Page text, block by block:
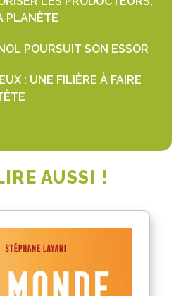
PLANÈTE
POURSUIT SON ESSOR
: UNE FILIÈRE À FAIRE
AUSSI !